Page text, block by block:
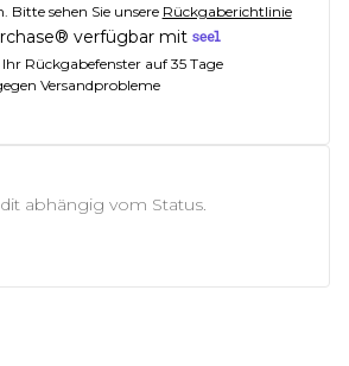
Bitte sehen Sie unsere Rückgaberichtlinie
verfügbar mit
Rückgabefenster auf 35 Tage
Versandprobleme
abhängig vom Status.